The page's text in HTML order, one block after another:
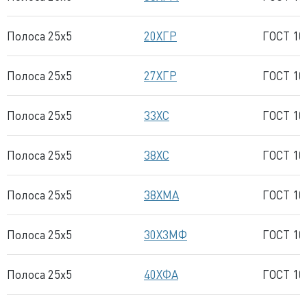
Полоса 25x5 20ХГР ГОСТ
Полоса 25x5 27ХГР ГОСТ
Полоса 25x5 33ХС ГОСТ
Полоса 25x5 38ХС ГОСТ
Полоса 25x5 38ХМА ГОСТ
Полоса 25x5 30Х3МФ ГОСТ
Полоса 25x5 40ХФА ГОСТ